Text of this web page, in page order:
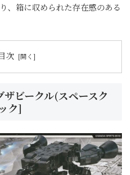
、箱に収められた存在感のある
次
ビークル(スペースク
ク]